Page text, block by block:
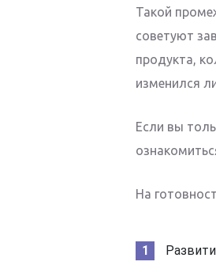
Такой
советуют
продукта,
изменился
Если вы
На